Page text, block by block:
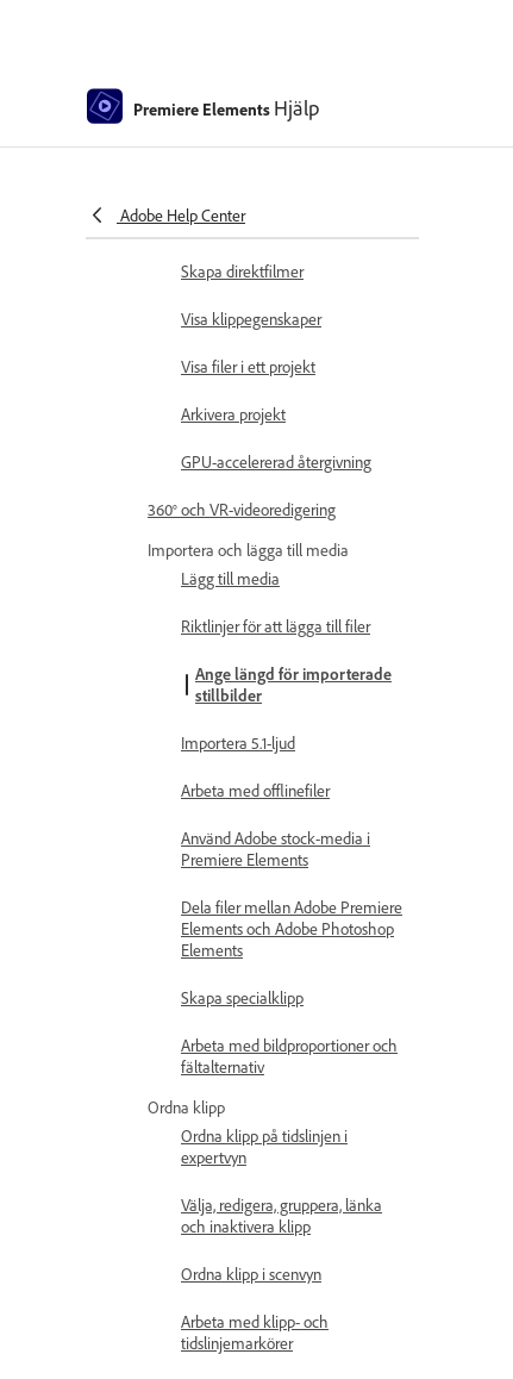
Premiere Elements Hjälp
Adobe Help Center
Skapa videocollage
Skapa en videoberättelse
Skapa direktfilmer
Visa klippegenskaper
Visa filer i ett projekt
Arkivera projekt
GPU-accelererad återgivning
360° och VR-videoredigering
Importera och lägga till media
Lägg till media
Riktlinjer för att lägga till filer
Ange längd för importerade
stillbilder
Importera 5.1-ljud
Arbeta med offlinefiler
Använd Adobe stock-media i
Premiere Elements
Dela filer mellan Adobe Premiere
Elements och Adobe Photoshop
Elements
Skapa specialklipp
Arbeta med bildproportioner och
fältalternativ
Ordna klipp
Ordna klipp på tidslinjen i
expertvyn
Välja, redigera, gruppera, länka
och inaktivera klipp
Ordna klipp i scenvyn
Arbeta med klipp- och
tidslinjemarkörer